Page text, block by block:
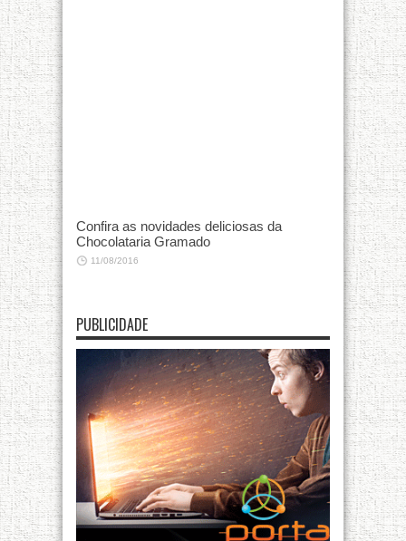
Confira as novidades deliciosas da
Chocolataria Gramado
11/08/2016
PUBLICIDADE